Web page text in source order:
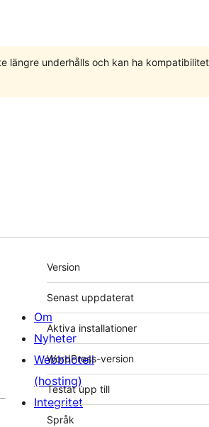
längre underhålls och kan ha
Meta
Version
Senast uppdaterat
Aktiva installationer
WordPress-version
Testat upp till
Språk
Om
Nyheter
Webbhotell
(hosting)
Integritet